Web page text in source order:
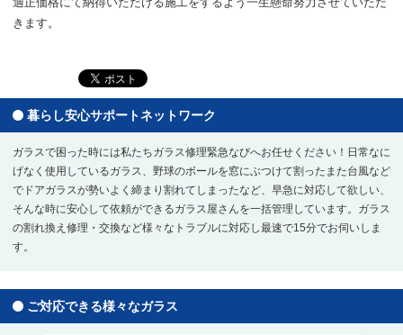
きます。
暮らし安心サポートネットワーク
ガラスで困った時には私たちガラス修理緊急なびへお任せください！日常なに
げなく使用しているガラス、野球のボールを窓にぶつけて割ったまた台風など
でドアガラスが勢いよく締まり割れてしまったなど、早急に対応して欲しい、
そんな時に安心して依頼ができるガラス屋さんを一括管理しています。ガラス
の割れ換え修理・交換など様々なトラブルに対応し最速で15分でお伺いしま
す。
ご対応できる様々なガラス